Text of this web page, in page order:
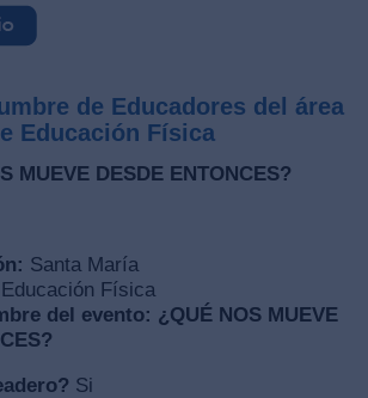
de Educadores del área
Educación Física
MUEVE DESDE ENTONCES?
Santa María
Educación Física
del evento: ¿QUÉ NOS MUEVE
Si